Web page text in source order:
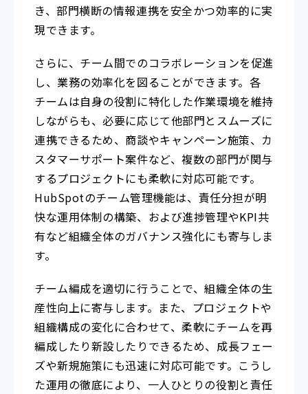
き、部門横断の情報連携を安全かつ効率的に実
現できます。
さらに、チーム間でのコラボレーションを促進
し、業務の効率化を図ることができます。各
チームは自身の役割に特化した作業環境を維持
しながらも、必要に応じて他部門とスムーズに
連携できるため、商談やキャンペーン施策、カ
スタマーサポート案件など、複数の部門が関与
するプロジェクトにも柔軟に対応可能です。
HubSpotのチーム管理機能は、責任分担が明
快な運用体制の構築、および進捗管理やKPI共
有など組織全体のガバナンス強化にも寄与しま
す。
チーム編成を適切に行うことで、組織全体の生
産性向上に寄与します。また、プロジェクトや
組織構成の変化に合わせて、柔軟にチームを再
編成したり新設したりできるため、成長フェー
ズや新規施策にも迅速に対応可能です。こうし
た運用の徹底により、一人ひとりの役割と責任